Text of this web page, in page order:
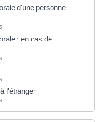
d'une personne
: en cas de
l'étranger